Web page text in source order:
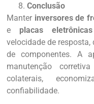
Conclusão
Manter inversores de
e placas eletrônicas
velocidade de
de componentes. A
manutenção
colaterais,
confiabilidade.